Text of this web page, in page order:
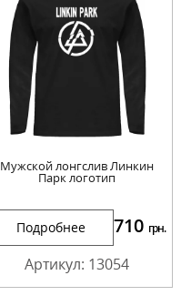
Мужской лонгслив Линкин
Парк логотип
Подробнее 710 грн.
Артикул: 13054